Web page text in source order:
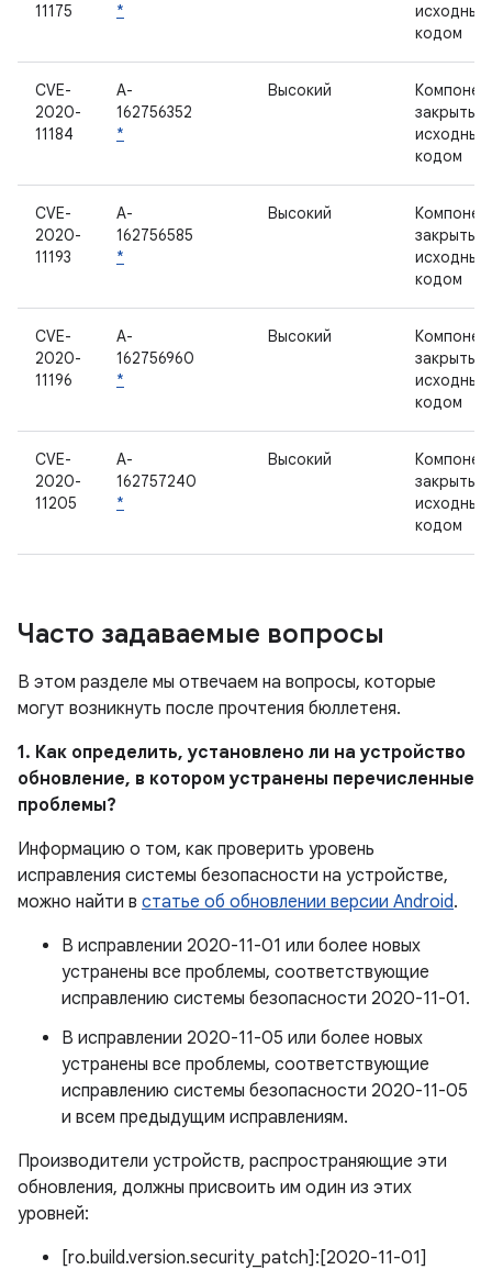
11175
*
исходным
кодом
CVE-
2020-
11184
A-
162756352
*
Высокий
закрытым
исходным
кодом
CVE-
2020-
11193
A-
162756585
*
Высокий
закрытым
исходным
кодом
CVE-
2020-
11196
A-
162756960
*
Высокий
закрытым
исходным
кодом
CVE-
2020-
11205
A-
162757240
*
Высокий
закрытым
исходным
кодом
Часто задаваемые вопросы
В этом разделе мы отвечаем на вопросы, которые
могут возникнуть после прочтения бюллетеня.
1. Как определить, установлено ли на устройство
обновление, в котором устранены перечисленные
проблемы?
Информацию о том, как проверить уровень
исправления системы безопасности на устройстве,
можно найти в статье об обновлении версии Android.
В исправлении 2020-11-01 или более новых
устранены все проблемы, соответствующие
исправлению системы безопасности 2020-11-01.
В исправлении 2020-11-05 или более новых
устранены все проблемы, соответствующие
исправлению системы безопасности 2020-11-05
и всем предыдущим исправлениям.
Производители устройств, распространяющие эти
обновления, должны присвоить им один из этих
уровней:
[ro.build.version.security_patch]:[2020-11-01]